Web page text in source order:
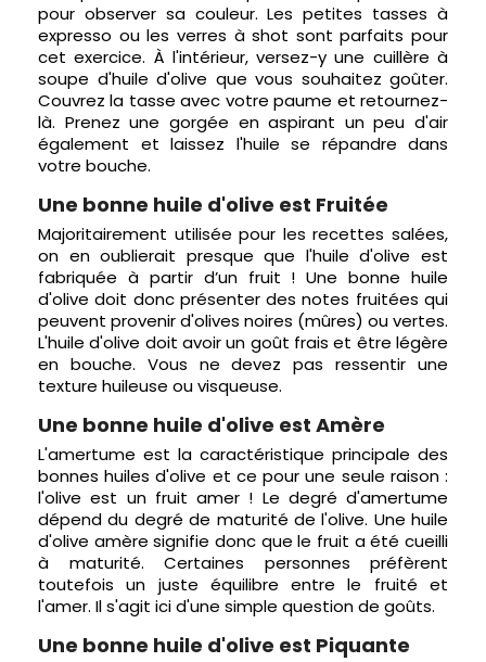
pour observer sa couleur. Les petites tasses à
expresso ou les verres à shot sont parfaits pour
cet exercice. À l'intérieur, versez-y une cuillère à
soupe d'huile d'olive que vous souhaitez goûter.
Couvrez la tasse avec votre paume et retournez-
là. Prenez une gorgée en aspirant un peu d'air
également et laissez l'huile se répandre dans
votre bouche.
Une bonne huile d'olive est Fruitée
Majoritairement utilisée pour les recettes salées,
on en oublierait presque que l'huile d'olive est
fabriquée à partir d’un fruit ! Une bonne huile
d'olive doit donc présenter des notes fruitées qui
peuvent provenir d'olives noires (mûres) ou vertes.
L'huile d'olive doit avoir un goût frais et être légère
en bouche. Vous ne devez pas ressentir une
texture huileuse ou visqueuse.
Une bonne huile d'olive est Amère
L'amertume est la caractéristique principale des
bonnes huiles d'olive et ce pour une seule raison :
l'olive est un fruit amer ! Le degré d'amertume
dépend du degré de maturité de l'olive. Une huile
d'olive amère signifie donc que le fruit a été cueilli
à maturité. Certaines personnes préfèrent
toutefois un juste équilibre entre le fruité et
l'amer. Il s'agit ici d'une simple question de goûts.
Une bonne huile d'olive est Piquante